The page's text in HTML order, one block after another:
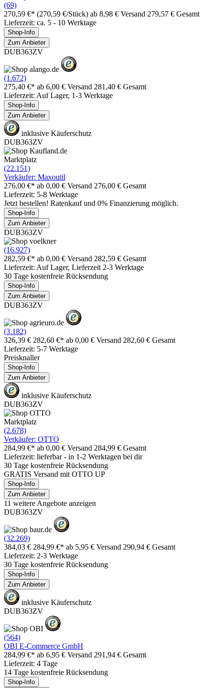
(69)
270,59 €* (270,59 €/Stück) ab 8,98 € Versand 279,57 € Gesamt
Lieferzeit: ca. 5 - 10 Werktage
Shop-Info
Zum Anbieter
DUB363ZV
(1.672)
275,40 €* ab 6,00 € Versand 281,40 € Gesamt
Lieferzeit: Auf Lager, 1-3 Werktage
Shop-Info
Zum Anbieter
inklusive Käuferschutz
DUB363ZV
Marktplatz
(22.151)
Verkäufer: Maxoutil
276,00 €* ab 0,00 € Versand 276,00 € Gesamt
Lieferzeit: 5-8 Werktage
Jetzt bestellen! Ratenkauf und 0% Finanzierung möglich.
Shop-Info
Zum Anbieter
DUB363ZV
(16.927)
282,59 €* ab 0,00 € Versand 282,59 € Gesamt
Lieferzeit: Auf Lager, Lieferzeit 2-3 Werktage
30 Tage kostenfreie Rücksendung
Shop-Info
Zum Anbieter
DUB363ZV
(3.182)
326,39 € 282,60 €* ab 0,00 € Versand 282,60 € Gesamt
Lieferzeit: 5-7 Werktage
Preisknaller
Shop-Info
Zum Anbieter
inklusive Käuferschutz
DUB363ZV
Marktplatz
(2.678)
Verkäufer: OTTO
284,99 €* ab 0,00 € Versand 284,99 € Gesamt
Lieferzeit: lieferbar - in 1-2 Werktagen bei dir
30 Tage kostenfreie Rücksendung
GRATIS Versand mit OTTO UP
Shop-Info
Zum Anbieter
11 weitere Angebote anzeigen
DUB363ZV
(32.269)
384,03 € 284,99 €* ab 5,95 € Versand 290,94 € Gesamt
Lieferzeit: 2-3 Werktage
30 Tage kostenfreie Rücksendung
Shop-Info
Zum Anbieter
inklusive Käuferschutz
DUB363ZV
(564)
OBI E-Commerce GmbH
284,99 €* ab 6,95 € Versand 291,94 € Gesamt
Lieferzeit: 4 Tage
14 Tage kostenfreie Rücksendung
Shop-Info